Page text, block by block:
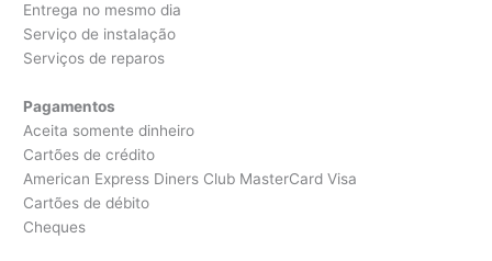
Entrega no mesmo dia
Serviço de instalação
Serviços de reparos
Pagamentos
Aceita somente dinheiro
Cartões de crédito
American Express Diners Club MasterCard Visa
Cartões de débito
Cheques